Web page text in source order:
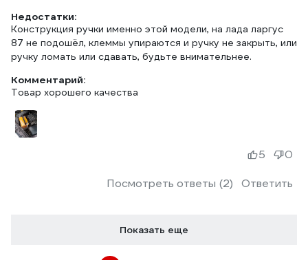
Недостатки:
Конструкция ручки именно этой модели, на лада ларгус
87 не подошёл, клеммы упираются и ручку не закрыть, или
ручку ломать или сдавать, будьте внимательнее.
Комментарий:
Товар хорошего качества
Посмотреть ответы (2) Ответить
5 0
Показать еще